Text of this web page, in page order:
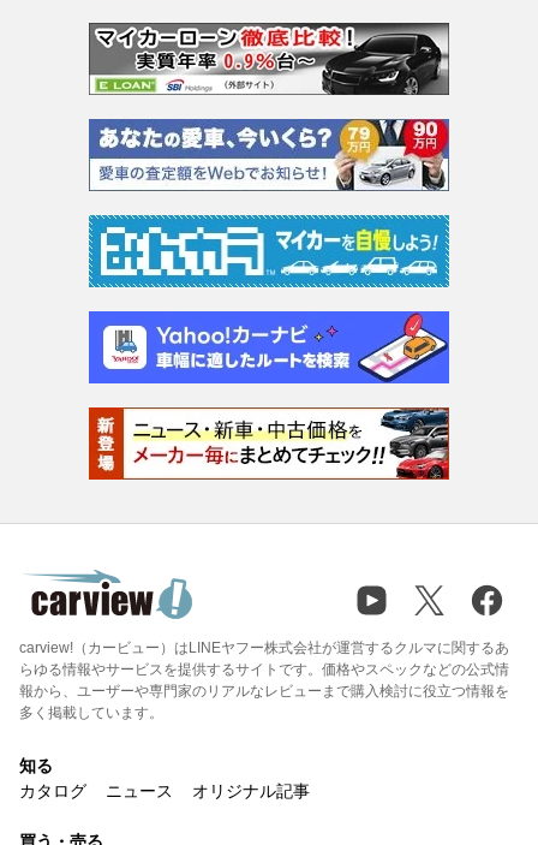
carview!（カービュー）はLINEヤフー株式会社が運営するクルマに関するあ
らゆる情報やサービスを提供するサイトです。価格やスペックなどの公式情
報から、ユーザーや専門家のリアルなレビューまで購入検討に役立つ情報を
多く掲載しています。
知る
カタログ
ニュース オリジナル記事